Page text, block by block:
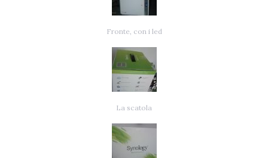
Fronte, con i led
La scatola